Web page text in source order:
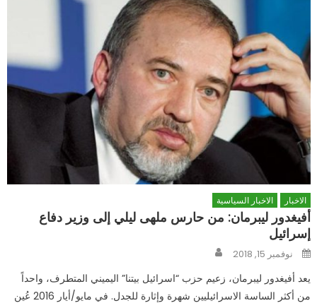
الاخبار الاخبار السياسية
أفيغدور ليبرمان: من حارس ملهى ليلي إلى وزير دفاع
إسرائيل
Posted
onنوفمبر 15, 2018
يعد أفيغدور ليبرمان، زعيم حزب “اسرائيل بيتنا” اليميني المتطرف، واحداً
من أكثر الساسة الاسرائيليين شهرة وإثارة للجدل. في مايو/أيار 2016 عُين